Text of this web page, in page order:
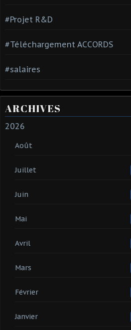
#Projet R&D
#Téléchargement ACCORDS
#salaires
ARCHIVES
2026
Août
Juillet
Juin
Mai
Avril
Mars
Février
Janvier